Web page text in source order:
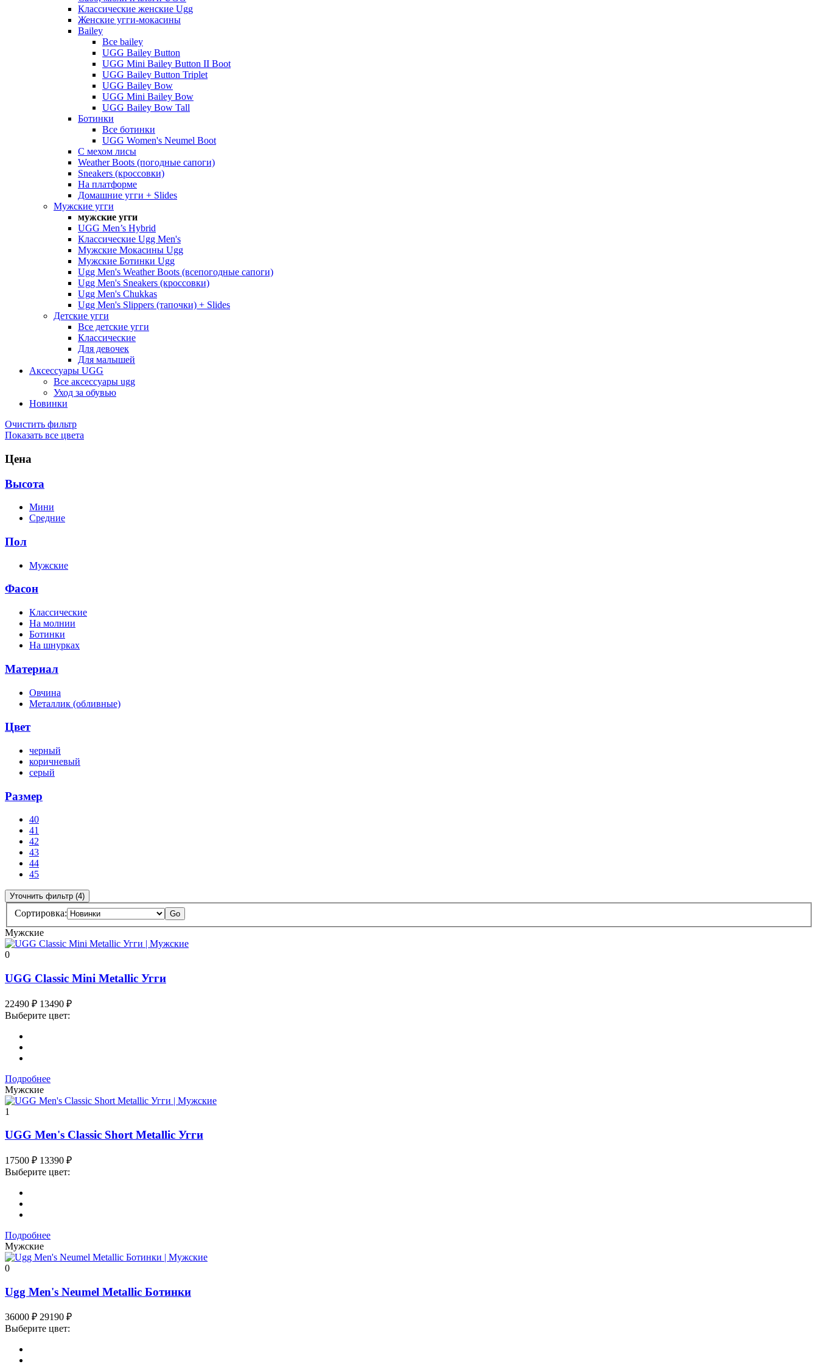
Классические женские Ugg
Женские угги-мокасины
Bailey
Все bailey
UGG Bailey Button
UGG Mini Bailey Button II Boot
UGG Bailey Button Triplet
UGG Bailey Bow
UGG Mini Bailey Bow
UGG Bailey Bow Tall
Ботинки
Все ботинки
UGG Women's Neumel Boot
С мехом лисы
Weather Boots (погодные сапоги)
Sneakers (кроссовки)
На платформе
Домашние угги + Slides
Мужские угги
мужские угги
UGG Men’s Hybrid
Классические Ugg Men's
Мужские Мокасины Ugg
Мужские Ботинки Ugg
Ugg Men's Weather Boots (всепогодные сапоги)
Ugg Men's Sneakers (кроссовки)
Ugg Men's Chukkas
Ugg Men's Slippers (тапочки) + Slides
Детские угги
Все детские угги
Классические
Для девочек
Для малышей
Аксессуары UGG
Все аксессуары ugg
Уход за обувью
Новинки
Очистить фильтр
Показать все цвета
Цена
Высота
Мини
Средние
Пол
Мужские
Фасон
Классические
На молнии
Ботинки
На шнурках
Материал
Овчина
Металлик (обливные)
Цвет
черный
коричневый
серый
Размер
40
41
42
43
44
45
Уточнить фильтр (4)
Сортировка: Go
Мужские
0
UGG Classic Mini Metallic Угги
22490 ₽ 13490 ₽
Выберите цвет:
Подробнее
Мужские
1
UGG Men's Classic Short Metallic Угги
17500 ₽ 13390 ₽
Выберите цвет:
Подробнее
Мужские
0
Ugg Men's Neumel Metallic Ботинки
36000 ₽ 29190 ₽
Выберите цвет: